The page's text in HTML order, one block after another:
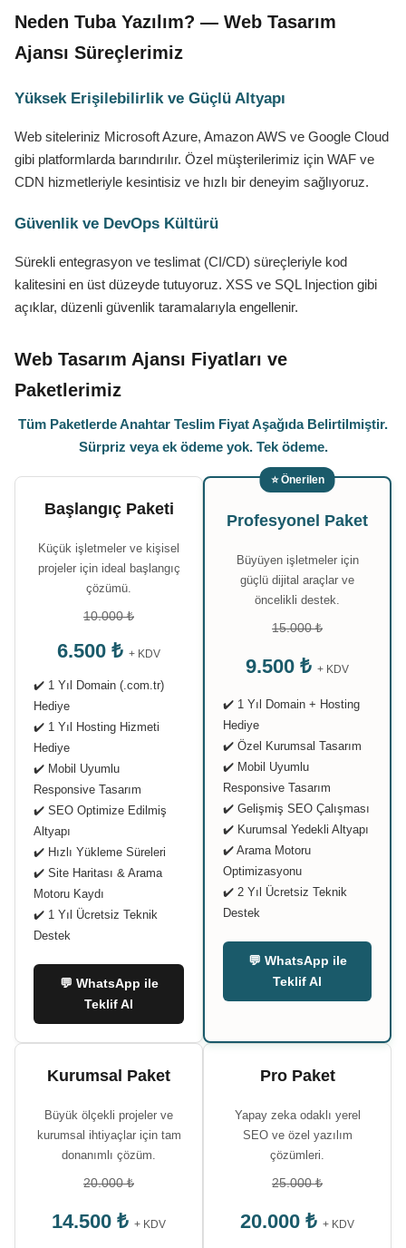
Neden Tuba Yazılım? — Web Tasarım
Ajansı Süreçlerimiz
Yüksek Erişilebilirlik ve Güçlü Altyapı
Web siteleriniz Microsoft Azure, Amazon AWS ve Google Cloud
gibi platformlarda barındırılır. Özel müşterilerimiz için WAF ve
CDN hizmetleriyle kesintisiz ve hızlı bir deneyim sağlıyoruz.
Güvenlik ve DevOps Kültürü
Sürekli entegrasyon ve teslimat (CI/CD) süreçleriyle kod
kalitesini en üst düzeyde tutuyoruz. XSS ve SQL Injection gibi
açıklar, düzenli güvenlik taramalarıyla engellenir.
Web Tasarım Ajansı Fiyatları ve
Paketlerimiz
Tüm Paketlerde Anahtar Teslim Fiyat Aşağıda Belirtilmiştir.
Sürpriz veya ek ödeme yok. Tek ödeme.
Başlangıç Paketi
Küçük işletmeler ve kişisel
projeler için ideal başlangıç
çözümü.
10.000 ₺
6.500 ₺ + KDV
✔️ 1 Yıl Domain (.com.tr)
Hediye
✔️ 1 Yıl Hosting Hizmeti
Hediye
✔️ Mobil Uyumlu
Responsive Tasarım
✔️ SEO Optimize Edilmiş
Altyapı
✔️ Hızlı Yükleme Süreleri
✔️ Site Haritası & Arama
Motoru Kaydı
✔️ 1 Yıl Ücretsiz Teknik
Destek
💬 WhatsApp ile
Teklif Al
⭐ Önerilen
Profesyonel Paket
Büyüyen işletmeler için
güçlü dijital araçlar ve
öncelikli destek.
15.000 ₺
9.500 ₺ + KDV
✔️ 1 Yıl Domain + Hosting
Hediye
✔️ Özel Kurumsal Tasarım
✔️ Mobil Uyumlu
Responsive Tasarım
✔️ Gelişmiş SEO Çalışması
✔️ Kurumsal Yedekli Altyapı
✔️ Arama Motoru
Optimizasyonu
✔️ 2 Yıl Ücretsiz Teknik
Destek
💬 WhatsApp ile
Teklif Al
Kurumsal Paket
Büyük ölçekli projeler ve
kurumsal ihtiyaçlar için tam
donanımlı çözüm.
20.000 ₺
14.500 ₺ + KDV
Pro Paket
Yapay zeka odaklı yerel
SEO ve özel yazılım
çözümleri.
25.000 ₺
20.000 ₺ + KDV